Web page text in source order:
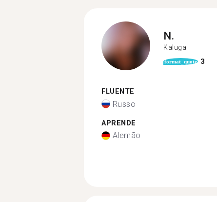
N.
Kaluga
format_quote 3
FLUENTE
Russo
APRENDE
Alemão